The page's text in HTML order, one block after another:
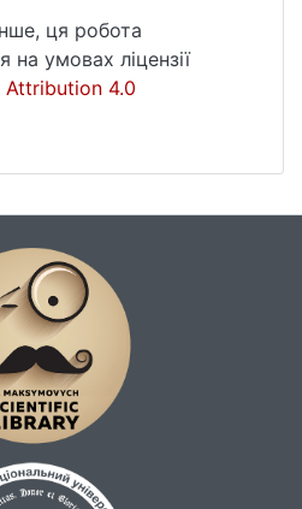
ця робота
умовах ліцензії
Attribution 4.0